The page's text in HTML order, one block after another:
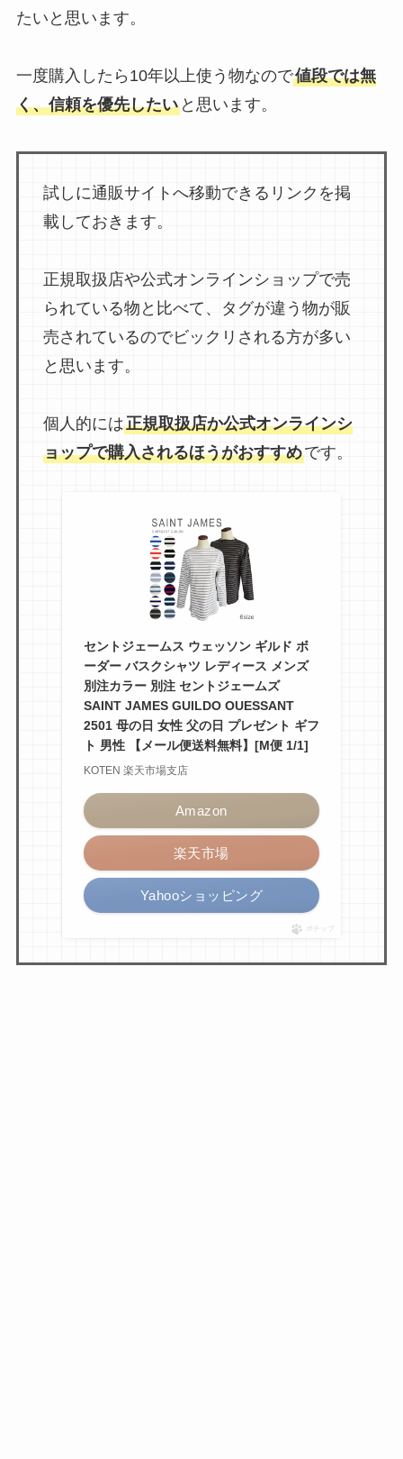
たいと思います。
一度購入したら10年以上使う物なので値段では無
く、信頼を優先したいと思います。
試しに通販サイトへ移動できるリンクを掲
載しておきます。
正規取扱店や公式オンラインショップで売
られている物と比べて、タグが違う物が販
売されているのでビックリされる方が多い
と思います。
個人的には正規取扱店か公式オンラインシ
ョップで購入されるほうがおすすめです。
セントジェームス ウェッソン ギルド ボ
ーダー バスクシャツ レディース メンズ
別注カラー 別注 セントジェームズ
SAINT JAMES GUILDO OUESSANT
2501 母の日 女性 父の日 プレゼント ギフ
ト 男性 【メール便送料無料】[M便 1/1]
KOTEN 楽天市場支店
Amazon
楽天市場
Yahooショッピング
ポチップ